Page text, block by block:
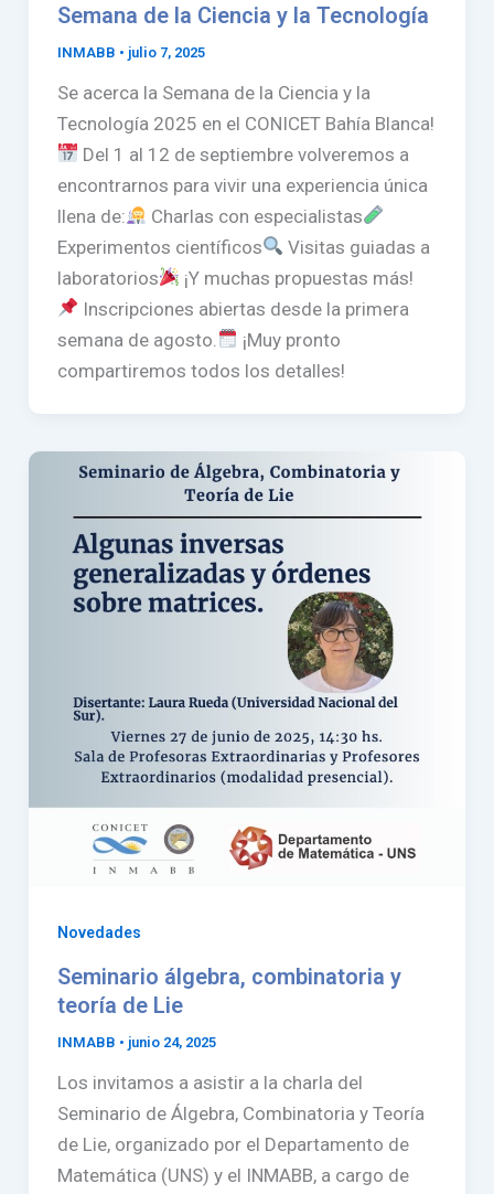
Semana de la Ciencia y la Tecnología
INMABB • julio 7, 2025
Se acerca la Semana de la Ciencia y la
Tecnología 2025 en el CONICET Bahía Blanca!
Del 1 al 12 de septiembre volveremos a
encontrarnos para vivir una experiencia única
llena de:
Charlas con especialistas
Experimentos científicos
Visitas guiadas a
laboratorios
¡Y muchas propuestas más!
Inscripciones abiertas desde la primera
semana de agosto.
¡Muy pronto
compartiremos todos los detalles!
Novedades
Seminario álgebra, combinatoria y
teoría de Lie
INMABB • junio 24, 2025
Los invitamos a asistir a la charla del
Seminario de Álgebra, Combinatoria y Teoría
de Lie, organizado por el Departamento de
Matemática (UNS) y el INMABB, a cargo de